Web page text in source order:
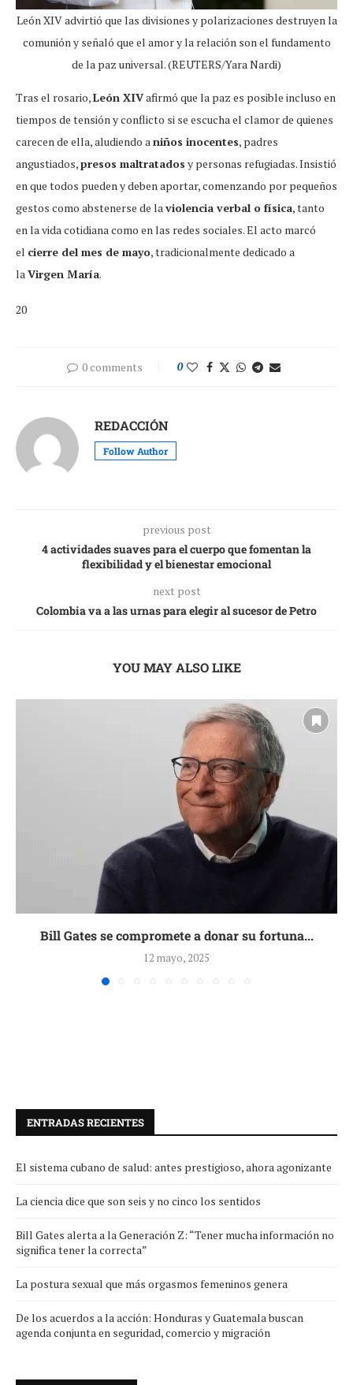
León XIV advirtió que las divisiones y polarizaciones destruyen la
comunión y señaló que el amor y la relación son el fundamento
de la paz universal. (REUTERS/Yara Nardi)
Tras el rosario,León XIVafirmó que la paz es posible incluso en
tiempos de tensión y conflicto si se escucha el clamor de quienes
carecen de ella, aludiendo aniños inocentes, padres
angustiados,presos maltratados y personas refugiadas. Insistió
en que todos pueden y deben aportar, comenzando por pequeños
gestos como abstenerse de laviolencia verbal o física, tanto
en la vida cotidiana como en las redes sociales. El acto marcó
el cierre del mes de mayo, tradicionalmente dedicado a
laVirgen María.
20
0 comments 0
REDACCIÓN
Follow Author
previous post
4 actividades suaves para el cuerpo que fomentan la
flexibilidad y el bienestar emocional
next post
Colombia va a las urnas para elegir al sucesor de Petro
YOU MAY ALSO LIKE
Bill Gates se compromete a donar su fortuna...
12 mayo, 2025
ENTRADAS RECIENTES
El sistema cubano de salud: antes prestigioso, ahora agonizante
La ciencia dice que son seis y no cinco los sentidos
Bill Gates alerta a la Generación Z: “Tener mucha información no
significa tener la correcta”
La postura sexual que más orgasmos femeninos genera
De los acuerdos a la acción: Honduras y Guatemala buscan
agenda conjunta en seguridad, comercio y migración